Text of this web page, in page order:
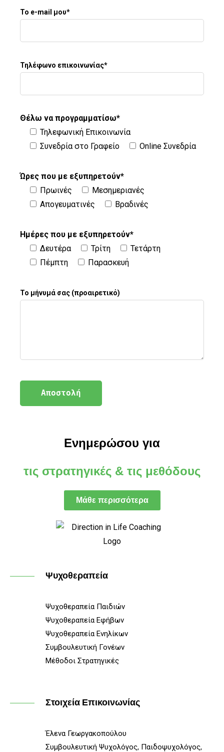
Το e-mail μου*
Τηλέφωνο επικοινωνίας*
Θέλω να προγραμματίσω*
Τηλεφωνική Επικοινωνία
Συνεδρία στο Γραφείο
Online Συνεδρία
Ώρες που με εξυπηρετούν*
Πρωινές
Μεσημεριανές
Απογευματινές
Βραδινές
Ημέρες που με εξυπηρετούν*
Δευτέρα
Τρίτη
Τετάρτη
Πέμπτη
Παρασκευή
Το μήνυμά σας (προαιρετικό)
Ενημερώσου για
τις στρατηγικές & τις μεθόδους
Μάθε περισσότερα
Ψυχοθεραπεία
Ψυχοθεραπεία Παιδιών
Ψυχοθεραπεία Εφήβων
Ψυχοθεραπεία Ενηλίκων
Συμβουλευτική Γονέων
Μέθοδοι Στρατηγικές
Στοιχεία Επικοινωνίας
Έλενα Γεωργακοπούλου
Συμβουλευτική Ψυχολόγος, Παιδοψυχολόγος,